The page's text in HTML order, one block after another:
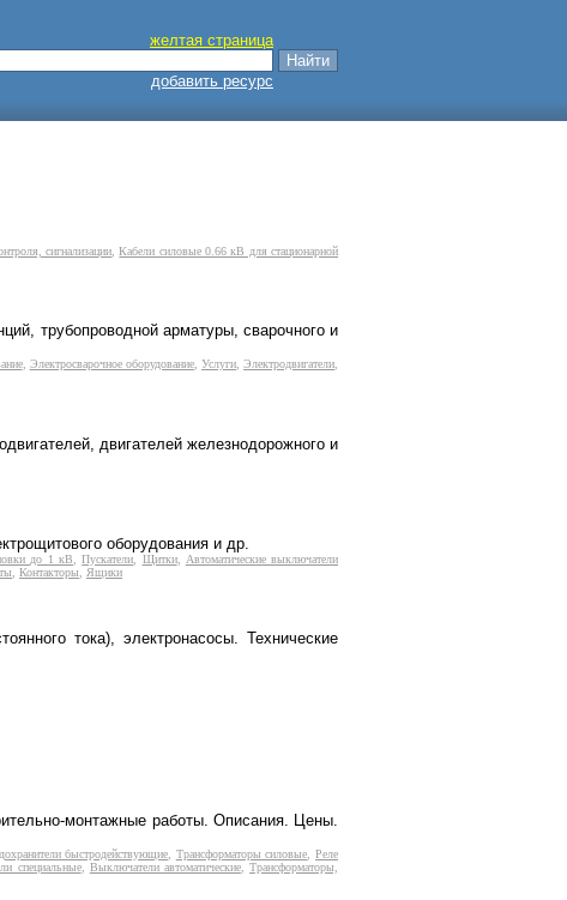
желтая страница
добавить ресурс
сигнализации,Кабели силовые 0.66 кВ для стационарной
трубопроводной арматуры, сварочного и
, Электросварочное оборудование, Услуги,Электродвигатели,
двигателей железнодорожного и
оборудования и др.
до 1 кВ ,Пускатели Щитки,
Автоматические выключатели
Контакторы Ящики
тока), электронасосы. Технические
монтажные работы. Описания. Цены.
быстродействующие Трансформаторы силовые
Реле
специальные, Выключатели автоматические,Трансформаторы,